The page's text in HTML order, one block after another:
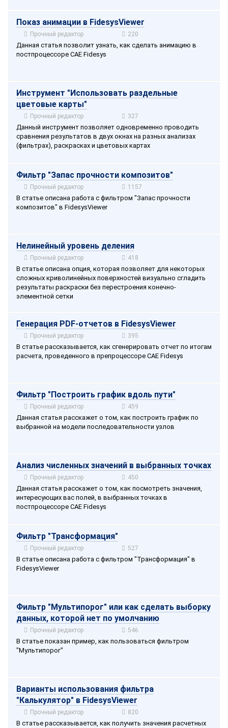
Показ анимации в FidesysViewer
Прочный редактор 220
Данная статья позволит узнать, как сделать анимацию в
постпроцессоре CAE Fidesys
Инструмент "Использовать раздельные
цветовые карты"
Прочный редактор 327
Данный инструмент позволяет одновременно проводить
сравнения результатов в двух окнах на разных анализах
(фильтрах), раскрасках и цветовых картах
Фильтр "Запас прочности композитов"
Прочный редактор 1157
В статье описана работа с фильтром "Запас прочности
композитов" в FidesysViewer
Нелинейный уровень деления
Прочный редактор 418
В статье описана опция, которая позволяет для некоторых
сложных криволинейных поверхностей визуально сгладить
результаты раскраски без перестроения конечно-
элементной сетки
Генерация PDF-отчетов в FidesysViewer
Прочный редактор 395
В статье рассказывается, как сгенерировать отчет по итогам
расчета, проведенного в препроцессоре CAE Fidesys
Фильтр "Построить график вдоль пути"
Прочный редактор 459
Данная статья расскажет о том, как построить график по
выбранной на модели последовательности узлов
Анализ численных значений в выбранных точках
Прочный редактор 450
Данная статья расскажет о том, как посмотреть значения,
интересующих вас полей, в выбранных точках в
постпроцессоре CAE Fidesys
Фильтр "Трансформация"
Прочный редактор 527
В статье описана работа с фильтром "Трансформация" в
FidesysViewer
Фильтр "Мультипорог" или как сделать выборку
данных, которой нет по умолчанию
Прочный редактор 546
В статье показан пример, как пользоваться фильтром
"Мультипорог"
Варианты использования фильтра
"Калькулятор" в FidesysViewer
Прочный редактор 820
В статье рассказывается, как получить значения расчетных